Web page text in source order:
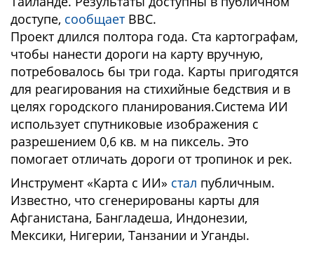
доступе, сообщает BBC.
Проект длился полтора года. Ста картографам,
чтобы нанести дороги на карту вручную,
потребовалось бы три года. Карты пригодятся
для реагирования на стихийные бедствия и в
целях городского планирования.Система ИИ
использует спутниковые изображения с
разрешением 0,6 кв. м на пиксель. Это
помогает отличать дороги от тропинок и рек.
Инструмент «Карта с ИИ» стал публичным.
Известно, что сгенерированы карты для
Афганистана, Бангладеша, Индонезии,
Мексики, Нигерии, Танзании и Уганды.